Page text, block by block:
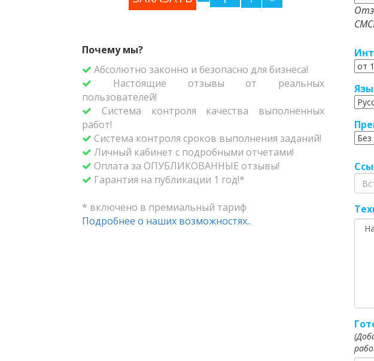
Почему мы?
Абсолютно законно и безопасно для бизнеса!
Настоящие отзывы от реальных
пользователей!
Система контроля качества выполненных
работ!
Система контроля сроков выполнения заданий!
Личный кабинет с подробными отчетами!
Оплата за ОПУБЛИКОВАННЫЕ отзывы!
Гарантия на публикации 1 год!*
* включено в премиальный тариф
Подробнее о наших возможностях..